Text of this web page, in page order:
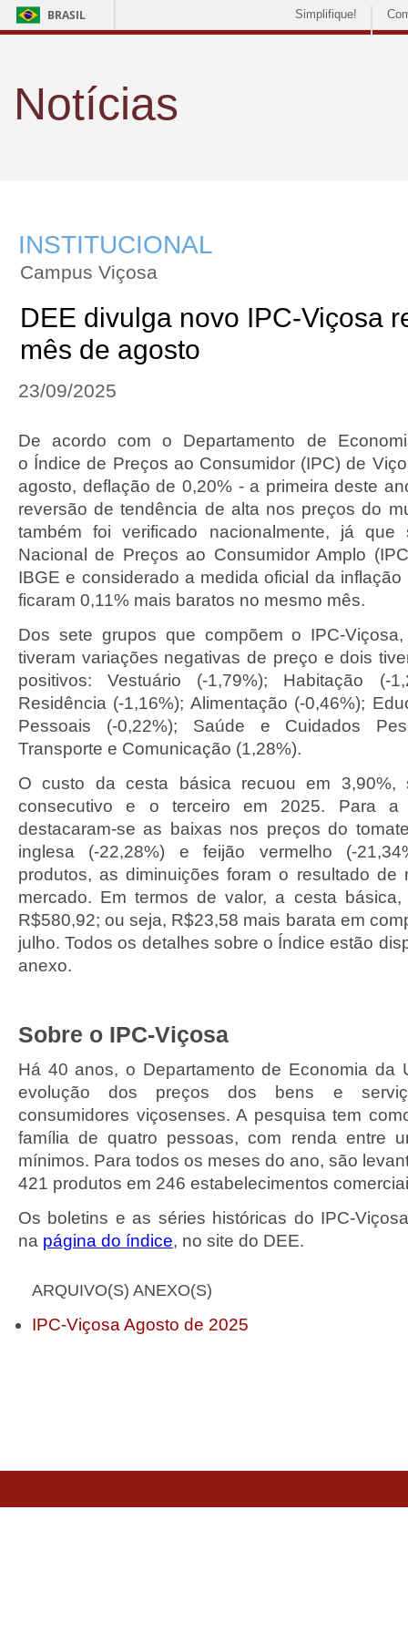
BRASIL Simplifique!
Notícias
INSTITUCIONAL
Campus Viçosa
DEE divulga novo IPC-Viçosa
mês de agosto
23/09/2025
De acordo com o Departamento de
o Índice de Preços ao Consumidor (IPC) de
agosto, deflação de 0,20% - a primeira deste
reversão de tendência de alta nos preços do
também foi verificado nacionalmente, já que
Nacional de Preços ao Consumidor Amplo
IBGE e considerado a medida oficial da
ficaram 0,11% mais baratos no mesmo mês.
Dos sete grupos que compõem o IPC-
tiveram variações negativas de preço e dois
positivos: Vestuário (-1,79%); Habitação (-
Residência (-1,16%); Alimentação (-0,46%);
Pessoais (-0,22%); Saúde e Cuidados
Transporte e Comunicação (1,28%).
O custo da cesta básica recuou em 3,90%,
consecutivo e o terceiro em 2025. Para a
destacaram-se as baixas nos preços do
inglesa (-22,28%) e feijão vermelho (-
produtos, as diminuições foram o resultado de
mercado. Em termos de valor, a cesta
R$580,92; ou seja, R$23,58 mais barata em
julho. Todos os detalhes sobre o Índice estão
anexo.
Sobre o IPC-Viçosa
Há 40 anos, o Departamento de Economia da
evolução dos preços dos bens e
consumidores viçosenses. A pesquisa tem
família de quatro pessoas, com renda entre
mínimos. Para todos os meses do ano, são
421 produtos em 246 estabelecimentos
Os boletins e as séries históricas do IPC-
na página do índice, no site do DEE.
ARQUIVO(S) ANEXO(S)
IPC-Viçosa Agosto de 2025